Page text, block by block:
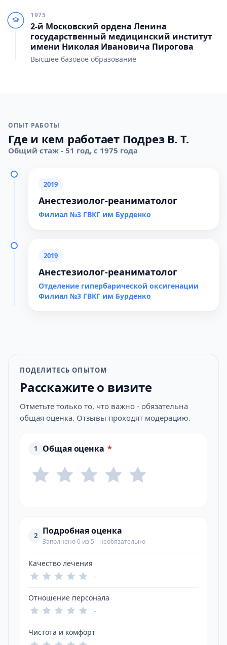
1975
2-й Московский ордена Ленина
государственный медицинский институт
имени Николая Ивановича Пирогова
Высшее базовое образование
ОПЫТ РАБОТЫ
Где и кем работает Подрез В. Т.
Общий стаж - 51 год, с 1975 года
2019
Анестезиолог-реаниматолог
Филиал №3 ГВКГ им Бурденко
2019
Анестезиолог-реаниматолог
Отделение гипербарической оксигенации
Филиал №3 ГВКГ им Бурденко
ПОДЕЛИТЕСЬ ОПЫТОМ
Расскажите о визите
Отметьте только то, что важно - обязательна
общая оценка. Отзывы проходят модерацию.
1 Общая оценка *
2 Подробная оценка
Заполнено 0 из 5 - необязательно
Качество лечения
-
Отношение персонала
-
Чистота и комфорт